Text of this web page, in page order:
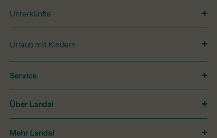
Unterkünfte
Urlaub mit Kindern
Service
Über Landal
Mehr Landal